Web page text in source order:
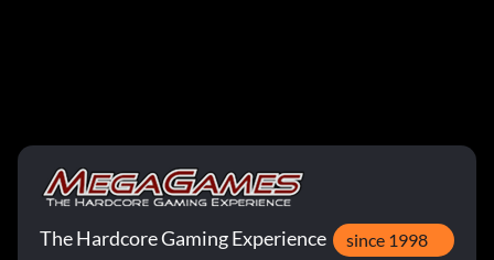
The Hardcore Gaming Experience since 1998